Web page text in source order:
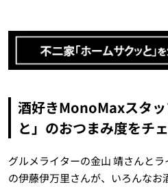
酒好きMonoMaxスタ
と」のおつまみ度をチ
グルメライターの金山 靖さんと
の伊藤伊万里さんが、いろんなお